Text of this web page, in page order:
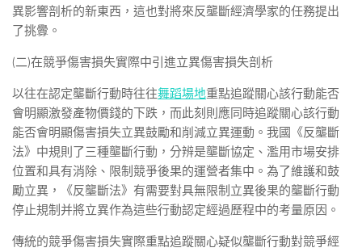
異影響剖析的新東西，這也對將來反壟斷經濟學家的任務提出
了挑釁。
(二)在競爭傷害損失實際中引進立異傷害損失剖析
以往在認定壟斷行動時往往舞蹈場地重點追蹤關心該行動能否
會明顯激發產物價錢的下跌，而此刻則應同時追蹤關心該行動
能否會明顯傷害損失立異鼓勵和削減立異運動。我國《反壟斷
法》中規則了三種壟斷行動，分辨是壟斷協定、濫用市場安排
位置和具有消除、限制競爭後果的運營者集中。為了維護和鼓
勵立異，《反壟斷法》有需要對具無限制立異後果的壟斷行動
停止規制并將立異作為這些行動認定經過歷程中的考量原因。
傳統的競爭傷害損失實際重點追蹤關心疑似壟斷行動對競爭經